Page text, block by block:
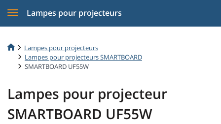
Lampes pour projecteurs
Lampes pour projecteurs
Lampes pour projecteurs SMARTBOARD
SMARTBOARD UF55W
Lampes pour projecteur
SMARTBOARD UF55W